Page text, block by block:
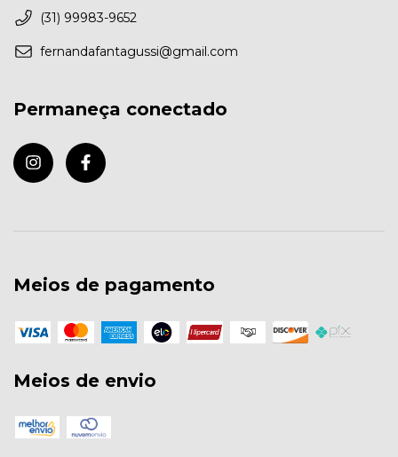
(31) 99983-9652
fernandafantagussi@gmail.com
Permaneça conectado
Meios de pagamento
Meios de envio
você?
Como o produto fica no corpo
Estampa aplicada no produto
Tamanho